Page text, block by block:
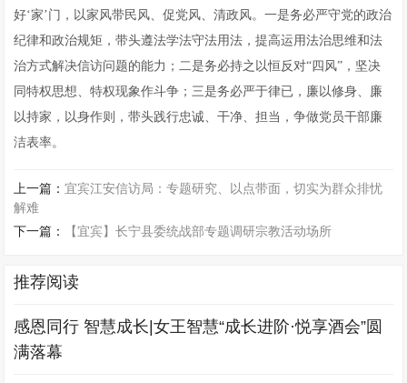
好‘家’门，以家风带民风、促党风、清政风。一是务必严守党的政治
纪律和政治规矩，带头遵法学法守法用法，提高运用法治思维和法
治方式解决信访问题的能力；二是务必持之以恒反对“四风”，坚决
同特权思想、特权现象作斗争；三是务必严于律已，廉以修身、廉
以持家，以身作则，带头践行忠诚、干净、担当，争做党员干部廉
洁表率。
上一篇：宜宾江安信访局：专题研究、以点带面，切实为群众排忧
解难
下一篇：
【宜宾】长宁县委统战部专题调研宗教活动场所
推荐阅读
感恩同行 智慧成长|女王智慧“成长进阶·悦享酒会”圆
满落幕